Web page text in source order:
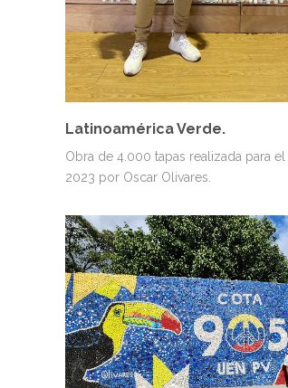
Latinoamérica Verde.
Obra de 4.000 tapas realizada para el
2023 por Oscar Olivares.
MURALES PAISAJES Y